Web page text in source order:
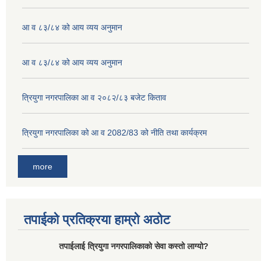
आ व ८३/८४ को आय व्यय अनुमान
आ व ८३/८४ को आय व्यय अनुमान
त्रियुगा नगरपालिका आ व २०८२/८३ बजेट किताव
त्रियुगा नगरपालिका को आ व 2082/83 को नीति तथा कार्यक्रम
more
तपाईको प्रतिक्रया हाम्रो अठोट
तपाईलाई त्रियुगा नगरपालिकाको सेवा कस्तो लाग्यो?